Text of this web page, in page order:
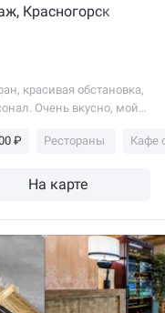
Красногорск
Очень вкусно, мой
₽ Рестораны Кафе
На карте